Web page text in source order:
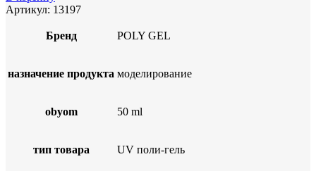
Артикул: 13197
Бренд POLY GEL
назначение продукта моделирование
obyom 50 ml
тип товара UV поли-гель